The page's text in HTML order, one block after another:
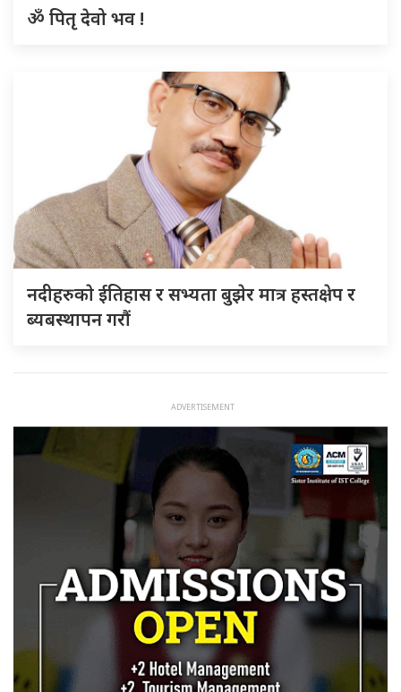
ॐ पितृ देवो भव !
नदीहरुकाे ईतिहास र सभ्यता बुझेर मात्र हस्तक्षेप र
ब्यबस्थापन गराैं